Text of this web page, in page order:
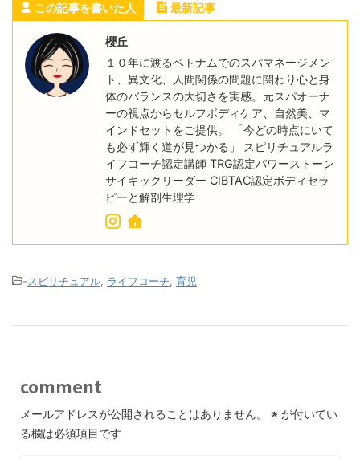
この記事を書いた人 最新記事
櫻丘
１０年に渡るベトナムでのスパマネージメン
ト、異文化、人間関係の問題に関わり心と身
体のバランスの大切さを実感。元スパオーナ
ーの視点からセルフボディケア、自然美、マ
インドセットをご提供。 「今どの時点にいて
も必ず輝く道が見つかる」 スピリチュアルラ
イフコーチ認定講師 TRG認定パワーストーン
サイキックリーダー CIBTAC認定ボディセラ
ピーと解剖生理学
-スピリチュアル ライフコーチ 育児
comment
メールアドレスが公開されることはありません。 ※ が付いてい
る欄は必須項目です